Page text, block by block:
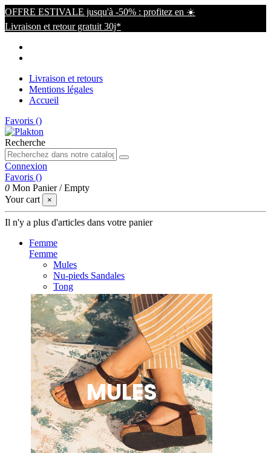
OFFRE ESTIVALE jusqu'à -50% : profitez en ☀️
Livraison et retour gratuit 30j*
Livraison et retours
Mentions légales
Accueil
Favoris ()
Recherche
Connexion
Favoris ()
0 Mon Panier /Empty
Your cart
×
Il n'y a plus d'articles dans votre panier
Femme
Femme
Mules
Nu-pieds Sandales
Tong
MULES